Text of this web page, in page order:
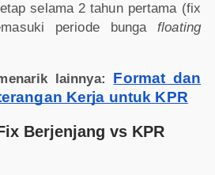
selama 2 tahun pertama (fix
periode bungafloating
lainnya: Format dan
Kerja untuk KPR
Berjenjang vs KPR